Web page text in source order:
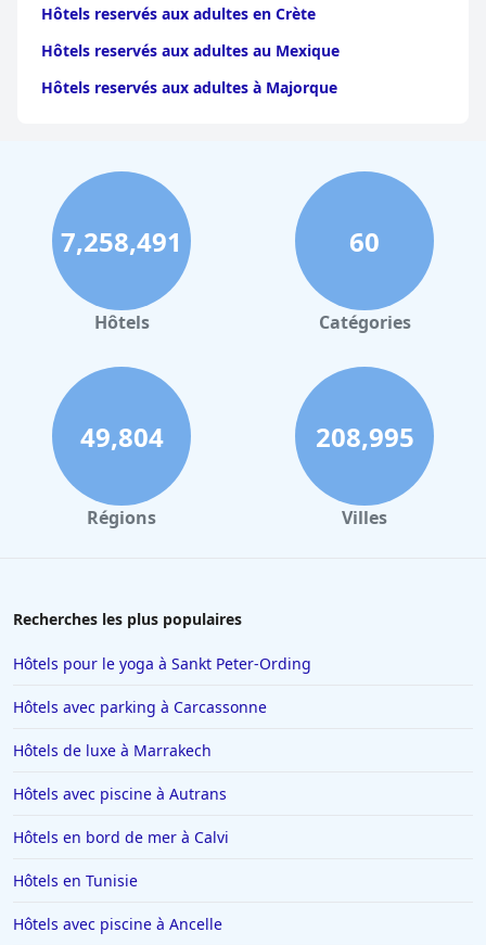
Hôtels reservés aux adultes en Crète
Hôtels reservés aux adultes au Mexique
Hôtels reservés aux adultes à Majorque
7,258,491
Hôtels
60
Catégories
49,804
Régions
208,995
Villes
Recherches les plus populaires
Hôtels pour le yoga à Sankt Peter-Ording
Hôtels avec parking à Carcassonne
Hôtels de luxe à Marrakech
Hôtels avec piscine à Autrans
Hôtels en bord de mer à Calvi
Hôtels en Tunisie
Hôtels avec piscine à Ancelle